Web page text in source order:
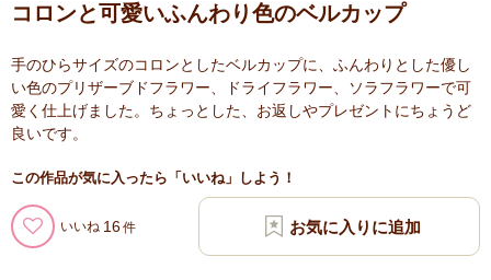
コロンと可愛いふんわり色のベルカップ
手のひらサイズのコロンとしたベルカップに、ふんわりとした優し
い色のプリザーブドフラワー、ドライフラワー、ソラフラワーで可
愛く仕上げました。ちょっとした、お返しやプレゼントにちょうど
良いです。
この作品が気に入ったら「いいね」しよう！
いいね 16